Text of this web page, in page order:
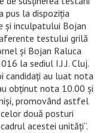
pus la dispoziția
și inculpatului Bojan
testului grilă
și Bojan Raluca
la sediul I.J.J. Cluj.
candidați au luat nota
obținut nota 10.00 și
promovând astfel
două posturi
acestei unități”.